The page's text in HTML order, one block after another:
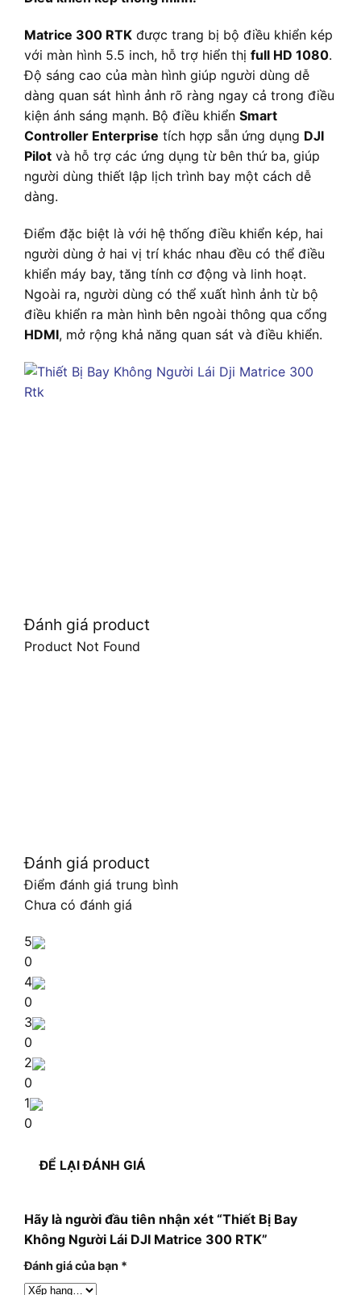
Matrice 300 RTK được trang bị bộ điều khiển kép
với màn hình 5.5 inch, hỗ trợ hiển thị full HD 1080.
Độ sáng cao của màn hình giúp người dùng dễ
dàng quan sát hình ảnh rõ ràng ngay cả trong điều
kiện ánh sáng mạnh. Bộ điều khiển Smart
Controller Enterprise tích hợp sẵn ứng dụng DJI
Pilot và hỗ trợ các ứng dụng từ bên thứ ba, giúp
người dùng thiết lập lịch trình bay một cách dễ
dàng.
Điểm đặc biệt là với hệ thống điều khiển kép, hai
người dùng ở hai vị trí khác nhau đều có thể điều
khiển máy bay, tăng tính cơ động và linh hoạt.
Ngoài ra, người dùng có thể xuất hình ảnh từ bộ
điều khiển ra màn hình bên ngoài thông qua cổng
HDMI, mở rộng khả năng quan sát và điều khiển.
Đánh giá product
Product Not Found
Đánh giá product
Điểm đánh giá trung bình
Chưa có đánh giá
5
0
4
0
3
0
2
0
1
0
ĐỂ LẠI ĐÁNH GIÁ
Hãy là người đầu tiên nhận xét “Thiết Bị Bay
Không Người Lái DJI Matrice 300 RTK”
Đánh giá của bạn *